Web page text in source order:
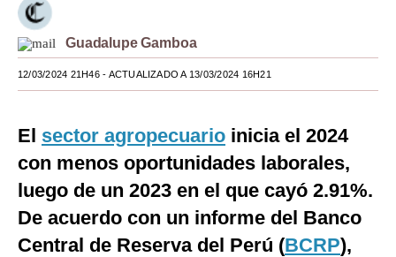
Viajes
Moda
Estilos
Mundo
EEUU
México
España
Guadalupe Gamboa
12/03/2024 21H46- ACTUALIZADO A 13/03/2024 16H21
El sector agropecuario inicia el 2024
con menos oportunidades laborales,
luego de un 2023 en el que cayó 2.91%.
De acuerdo con un informe del Banco
Central de Reserva del Perú (BCRP),